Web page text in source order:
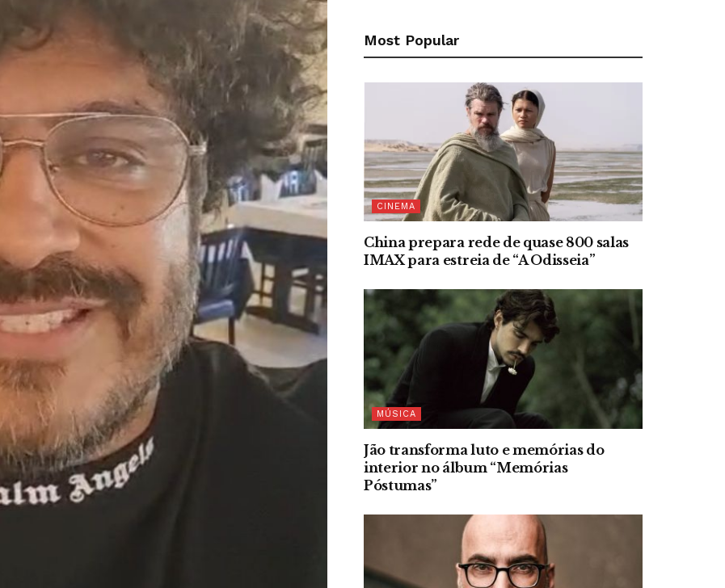
Most Popular
CINEMA
China prepara rede de quase 800 salas
IMAX para estreia de “A Odisseia”
MÚSICA
Jão transforma luto e memórias do
interior no álbum “Memórias
Póstumas”